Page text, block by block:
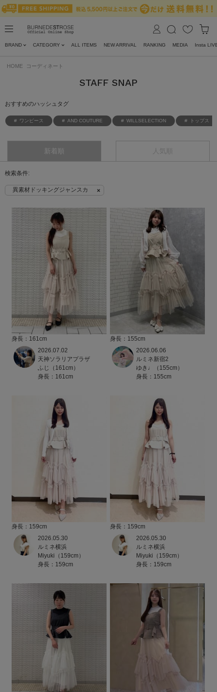
BRAND CATEGORY ALL ITEMS NEW ARRIVAL RANKING MEDIA Insta
HOME コーディネート
STAFF SNAP
おすすめのハッシュタグ
ワンピース AND COUTURE WILLSELECTION トップス
新着順 人気順
異素材ドッキングジャンスカ
身長：161cm
2026.07.02
天神ソラリアプラザ
ふじ（161cm）
身長：161cm
身長：155cm
2026.06.06
ルミネ新宿2
ゆき♩（155cm）
身長：155cm
身長：159cm
2026.05.30
ルミネ横浜
Miyuki（159cm）
身長：159cm
身長：159cm
2026.05.30
ルミネ横浜
Miyuki（159cm）
身長：159cm